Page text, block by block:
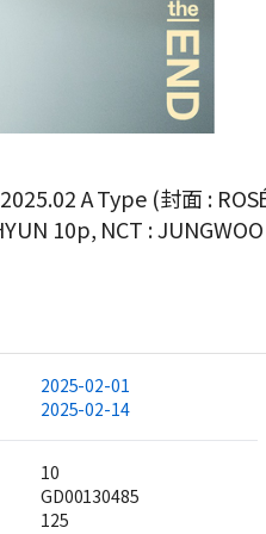
A Type (封面 :
10p, NCT : JUNGWOO
2025-02-01
2025-02-14
10
GD00130485
125